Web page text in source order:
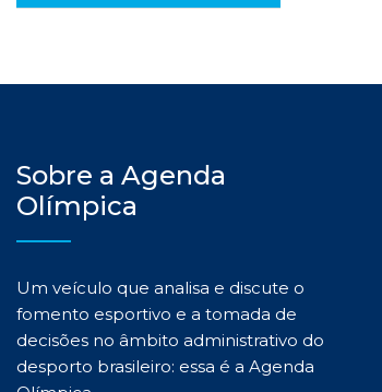
Sobre a Agenda
Olímpica
Um veículo que analisa e discute o
fomento esportivo e a tomada de
decisões no âmbito administrativo do
desporto brasileiro: essa é a Agenda